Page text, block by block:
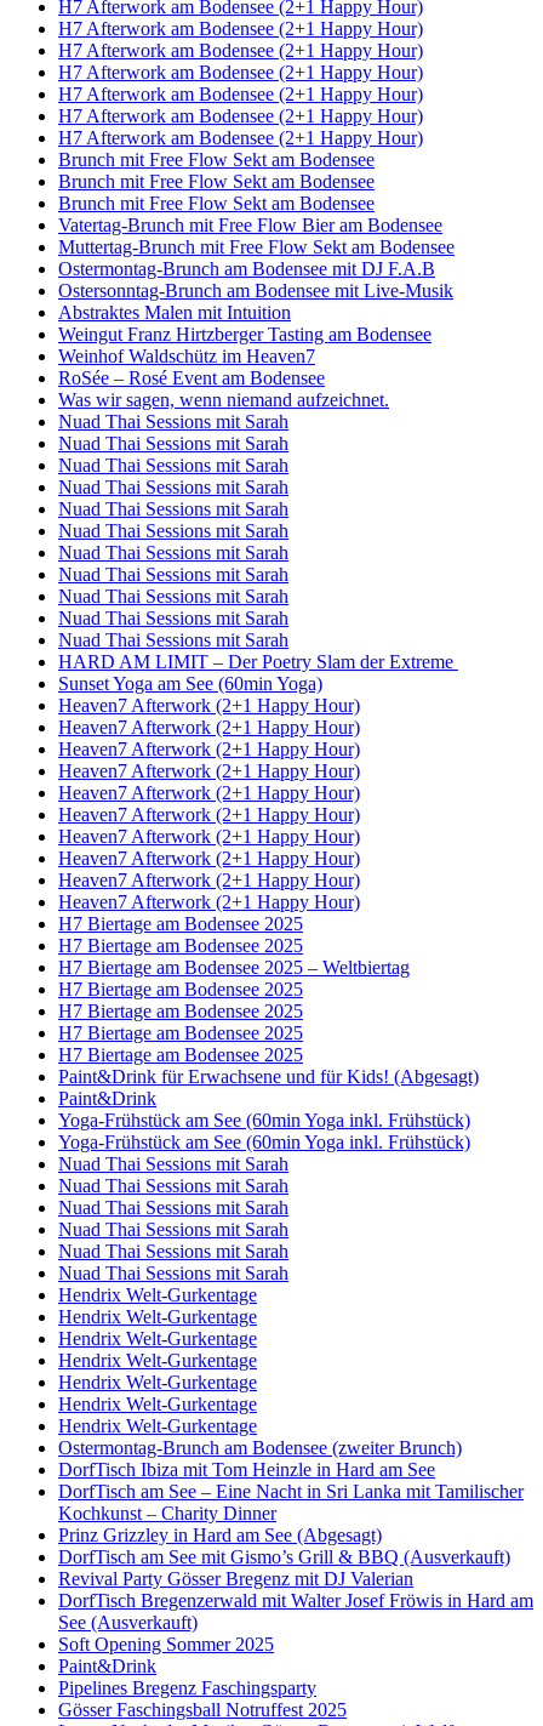
H7 Afterwork am Bodensee (2+1 Happy Hour)
H7 Afterwork am Bodensee (2+1 Happy Hour)
H7 Afterwork am Bodensee (2+1 Happy Hour)
H7 Afterwork am Bodensee (2+1 Happy Hour)
H7 Afterwork am Bodensee (2+1 Happy Hour)
H7 Afterwork am Bodensee (2+1 Happy Hour)
H7 Afterwork am Bodensee (2+1 Happy Hour)
Brunch mit Free Flow Sekt am Bodensee
Brunch mit Free Flow Sekt am Bodensee
Brunch mit Free Flow Sekt am Bodensee
Vatertag-Brunch mit Free Flow Bier am Bodensee
Muttertag-Brunch mit Free Flow Sekt am Bodensee
Ostermontag-Brunch am Bodensee mit DJ F.A.B
Ostersonntag-Brunch am Bodensee mit Live-Musik
Abstraktes Malen mit Intuition
Weingut Franz Hirtzberger Tasting am Bodensee
Weinhof Waldschütz im Heaven7
RoSée – Rosé Event am Bodensee
Was wir sagen, wenn niemand aufzeichnet.
Nuad Thai Sessions mit Sarah
Nuad Thai Sessions mit Sarah
Nuad Thai Sessions mit Sarah
Nuad Thai Sessions mit Sarah
Nuad Thai Sessions mit Sarah
Nuad Thai Sessions mit Sarah
Nuad Thai Sessions mit Sarah
Nuad Thai Sessions mit Sarah
Nuad Thai Sessions mit Sarah
Nuad Thai Sessions mit Sarah
Nuad Thai Sessions mit Sarah
HARD AM LIMIT – Der Poetry Slam der Extreme
Sunset Yoga am See (60min Yoga)
Heaven7 Afterwork (2+1 Happy Hour)
Heaven7 Afterwork (2+1 Happy Hour)
Heaven7 Afterwork (2+1 Happy Hour)
Heaven7 Afterwork (2+1 Happy Hour)
Heaven7 Afterwork (2+1 Happy Hour)
Heaven7 Afterwork (2+1 Happy Hour)
Heaven7 Afterwork (2+1 Happy Hour)
Heaven7 Afterwork (2+1 Happy Hour)
Heaven7 Afterwork (2+1 Happy Hour)
Heaven7 Afterwork (2+1 Happy Hour)
H7 Biertage am Bodensee 2025
H7 Biertage am Bodensee 2025
H7 Biertage am Bodensee 2025 – Weltbiertag
H7 Biertage am Bodensee 2025
H7 Biertage am Bodensee 2025
H7 Biertage am Bodensee 2025
H7 Biertage am Bodensee 2025
Paint&Drink für Erwachsene und für Kids! (Abgesagt)
Paint&Drink
Yoga-Frühstück am See (60min Yoga inkl. Frühstück)
Yoga-Frühstück am See (60min Yoga inkl. Frühstück)
Nuad Thai Sessions mit Sarah
Nuad Thai Sessions mit Sarah
Nuad Thai Sessions mit Sarah
Nuad Thai Sessions mit Sarah
Nuad Thai Sessions mit Sarah
Nuad Thai Sessions mit Sarah
Hendrix Welt-Gurkentage
Hendrix Welt-Gurkentage
Hendrix Welt-Gurkentage
Hendrix Welt-Gurkentage
Hendrix Welt-Gurkentage
Hendrix Welt-Gurkentage
Hendrix Welt-Gurkentage
Ostermontag-Brunch am Bodensee (zweiter Brunch)
DorfTisch Ibiza mit Tom Heinzle in Hard am See
DorfTisch am See – Eine Nacht in Sri Lanka mit Tamilischer
Kochkunst – Charity Dinner
Prinz Grizzley in Hard am See (Abgesagt)
DorfTisch am See mit Gismo’s Grill & BBQ (Ausverkauft)
Revival Party Gösser Bregenz mit DJ Valerian
DorfTisch Bregenzerwald mit Walter Josef Fröwis in Hard am
See (Ausverkauft)
Soft Opening Sommer 2025
Paint&Drink
Pipelines Bregenz Faschingsparty
Gösser Faschingsball Notruffest 2025